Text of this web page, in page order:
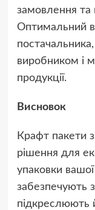
замовлення та
Оптимальний
виробником і
продукції.
Висновок
Крафт пакети
рішення для
упаковки
забезпечують
підкреслюють